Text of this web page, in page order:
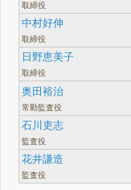
取締役
中村好伸
取締役
日野恵美子
取締役
奥田裕治
常勤監査役
石川吏志
監査役
花井謙造
監査役